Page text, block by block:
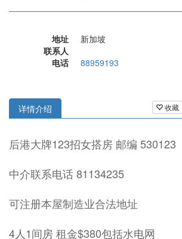
地址
新加坡
联系人
电话
88959193
收藏
详情介绍
后港大牌123招女搭房 邮编 530123
中介联系电话 81134235
可注册本屋制造业合法地址
4人1间房 租金$380包括水电网